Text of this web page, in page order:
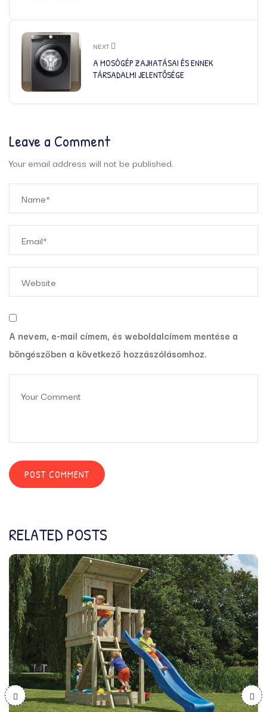
NEXT
A MOSÓGÉP ZAJHATÁSAI ÉS ENNEK
TÁRSADALMI JELENTŐSÉGE
Leave a Comment
Your email address will not be published.
A nevem, e-mail címem, és weboldalcímem mentése a
böngészőben a következő hozzászólásomhoz.
RELATED POSTS